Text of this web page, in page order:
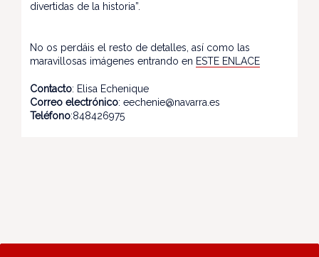
divertidas de la historia”.
No os perdáis el resto de detalles, así como las
maravillosas imágenes entrando en ESTE ENLACE
Contacto: Elisa Echenique
Correo electrónico: eechenie@navarra.es
Teléfono:848426975